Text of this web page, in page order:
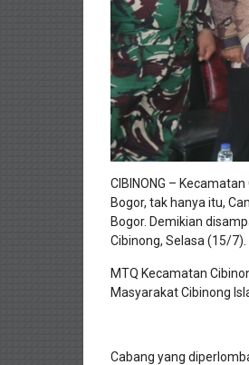
CIBINONG –
Bogor, tak hanya itu,
Bogor. Demikian
Cibinong, Selasa (15/7).
MTQ Kecamatan
Masyarakat Cibinong
Cabang yang